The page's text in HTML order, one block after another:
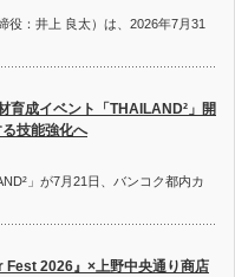
：井上 良太）は、2026年7月31
育成イベント「THAILAND²」開
技能強化へ
」が7月21日、バンコク都内カ
Fest 2026』×上野中央通り商店